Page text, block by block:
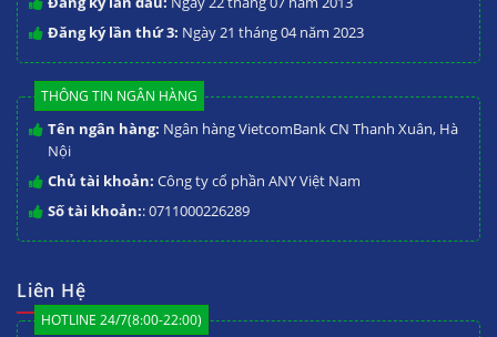
Đăng ký lần thứ 3: Ngày 21 tháng 04 năm 2023
THÔNG TIN NGÂN HÀNG
Tên ngân hàng: Ngân hàng VietcomBank CN Thanh Xuân, Hà
Nội
Chủ tài khoản: Công ty cổ phần ANY Việt Nam
Số tài khoản:: 0711000226289
Liên Hệ
HOTLINE 24/7(8:00-22:00)